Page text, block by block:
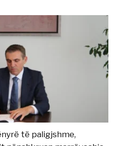
të paligjshme,